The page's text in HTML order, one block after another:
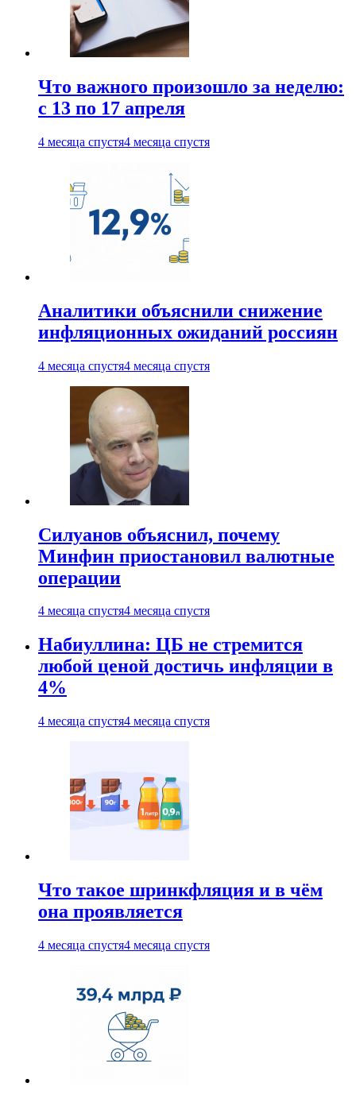
Что важного произошло за неделю:
с 13 по 17 апреля
4 месяца спустя4 месяца спустя
Аналитики объяснили снижение
инфляционных ожиданий россиян
4 месяца спустя4 месяца спустя
Силуанов объяснил, почему
Минфин приостановил валютные
операции
4 месяца спустя4 месяца спустя
Набиуллина: ЦБ не стремится
любой ценой достичь инфляции в
4%
4 месяца спустя4 месяца спустя
Что такое шринкфляция и в чём
она проявляется
4 месяца спустя4 месяца спустя